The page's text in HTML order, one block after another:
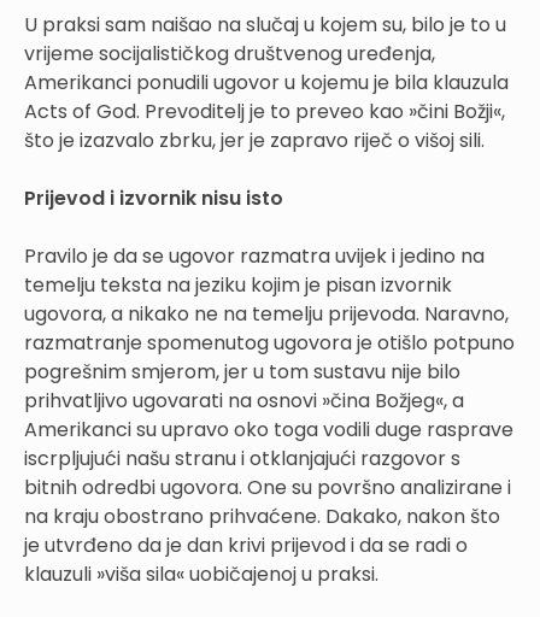
U praksi sam naišao na slučaj u kojem su, bilo je to u
vrijeme socijalističkog društvenog uređenja,
Amerikanci ponudili ugovor u kojemu je bila klauzula
Acts of God. Prevoditelj je to preveo kao »čini Božji«,
što je izazvalo zbrku, jer je zapravo riječ o višoj sili.
Prijevod i izvornik nisu isto
Pravilo je da se ugovor razmatra uvijek i jedino na
temelju teksta na jeziku kojim je pisan izvornik
ugovora, a nikako ne na temelju prijevoda. Naravno,
razmatranje spomenutog ugovora je otišlo potpuno
pogrešnim smjerom, jer u tom sustavu nije bilo
prihvatljivo ugovarati na osnovi »čina Božjeg«, a
Amerikanci su upravo oko toga vodili duge rasprave
iscrpljujući našu stranu i otklanjajući razgovor s
bitnih odredbi ugovora. One su površno analizirane i
na kraju obostrano prihvaćene. Dakako, nakon što
je utvrđeno da je dan krivi prijevod i da se radi o
klauzuli »viša sila« uobičajenoj u praksi.